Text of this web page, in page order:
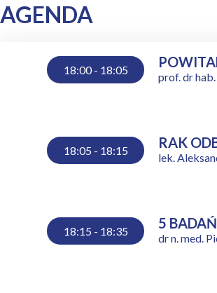
AGENDA
18:00 - 18:05
prof. dr
18:05 - 18:15 RAK
lek.
18:15 - 18:35 5
dr n. med.